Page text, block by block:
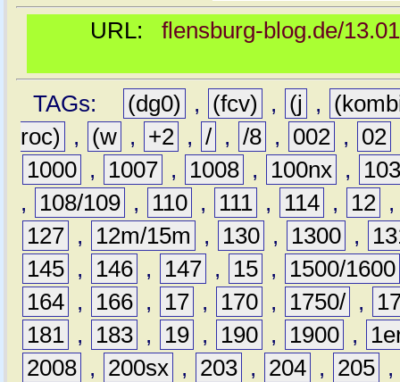
URL: flensburg-blog.de/
TAGs: (dg0) , (fcv) , (j ,
roc)
, (w , +2 , / , /8 , 002 , 02
1000 , 1007 , 1008 , 100nx ,
,
108/109 , 110 , 111 , 114 , 12
127 , 12m/15m , 130 , 1300 ,
145 , 146 , 147 , 15 ,
1500/1600
164 , 166 , 17 , 170 , 1750/ ,
181 , 183 , 19 , 190 , 1900 ,
2008 , 200sx , 203 , 204 , 205 ,